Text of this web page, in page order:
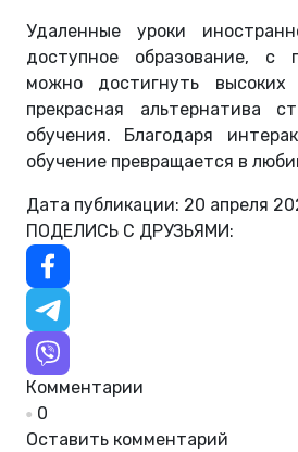
Удаленные уроки
доступное образование, с
можно достигнуть высоких
прекрасная альтернатива
обучения. Благодаря
обучение превращается в
Дата публикации: 20 апреля
ПОДЕЛИСЬ С ДРУЗЬЯМИ:
Комментарии
0
Оставить комментарий